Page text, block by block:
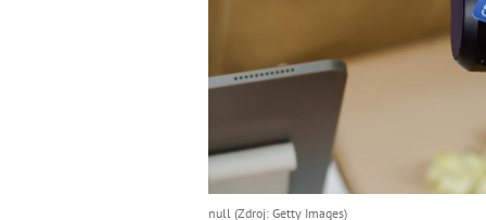
null (Zdroj: Getty Images)